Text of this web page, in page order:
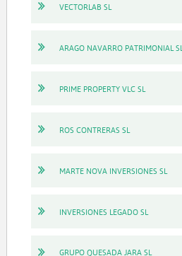
VECTORLAB SL
ARAGO NAVARRO PATRIMONIAL SL
PRIME PROPERTY VLC SL
ROS CONTRERAS SL
MARTE NOVA INVERSIONES SL
INVERSIONES LEGADO SL
GRUPO QUESADA JARA SL